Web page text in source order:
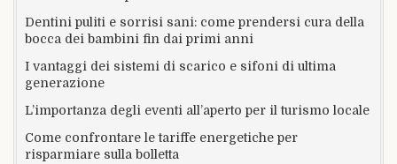
Dentini puliti e sorrisi sani: come prendersi cura della
bocca dei bambini fin dai primi anni
I vantaggi dei sistemi di scarico e sifoni di ultima
generazione
L’importanza degli eventi all’aperto per il turismo locale
Come confrontare le tariffe energetiche per
risparmiare sulla bolletta